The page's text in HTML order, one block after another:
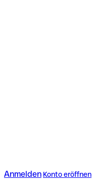
Anmelden Konto eröffnen